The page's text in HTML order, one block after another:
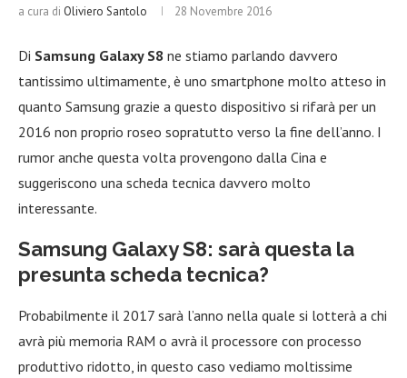
a cura di Oliviero Santolo 28 Novembre 2016
Di Samsung Galaxy S8 ne stiamo parlando davvero
tantissimo ultimamente, è uno smartphone molto atteso in
quanto Samsung grazie a questo dispositivo si rifarà per un
2016 non proprio roseo sopratutto verso la fine dell’anno. I
rumor anche questa volta provengono dalla Cina e
suggeriscono una scheda tecnica davvero molto
interessante.
Samsung Galaxy S8: sarà questa la
presunta scheda tecnica?
Probabilmente il 2017 sarà l’anno nella quale si lotterà a chi
avrà più memoria RAM o avrà il processore con processo
produttivo ridotto, in questo caso vediamo moltissime